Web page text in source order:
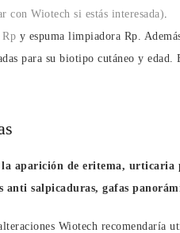
con Wiotech si estás interesada).
Rp y espuma limpiadora Rp.
para su biotipo cutáneo y
la aparición de eritema,
anti salpicaduras, gafas
Wiotech recomendaría